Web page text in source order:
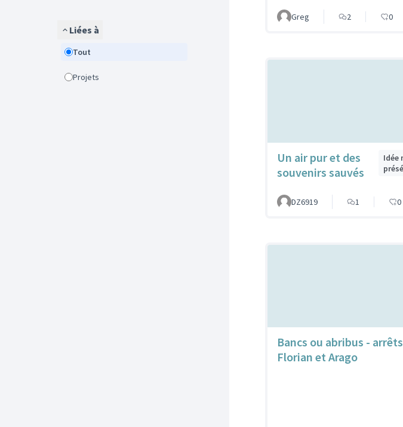
Liées à
Tout
Projets
Greg 2 0
Un air pur et des
souvenirs sauvés
Idée
DZ6919 1 0
Bancs ou abribus - arrêts
Florian et Arago